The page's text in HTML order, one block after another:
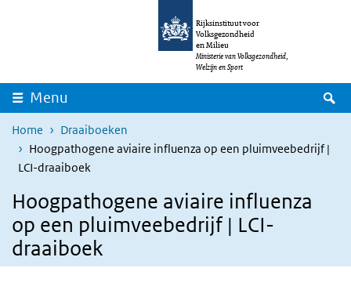
Overslaan en naar de inhoud gaan
Rijksinstituut voor
Volksgezondheid
en Milieu
Ministerie van Volksgezondheid,
Welzijn en Sport
Menu
Home
Draaiboeken
Hoogpathogene aviaire influenza op een pluimveebedrijf |
LCI-draaiboek
Hoogpathogene aviaire influenza
op een pluimveebedrijf | LCI-
draaiboek